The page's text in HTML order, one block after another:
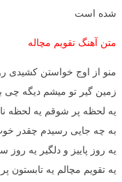
شده است
متن آهنگ تقویم مچاله
منو از اوج خواستن کشیدی رو
زمین گیر تو میشم دیگه چی
یه لحظه پر شوقم یه لحظه
به چه جایی رسیدم چقدر
یه روز پاییز و دلگیر یه
یه تقویم مچالم یه تابستون